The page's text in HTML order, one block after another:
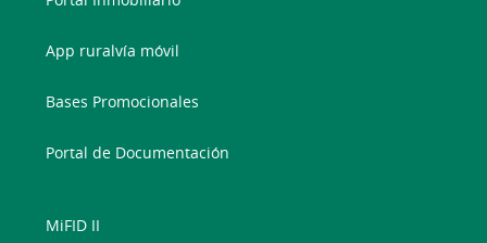
App ruralvía móvil
Bases Promocionales
Portal de Documentación
MiFID II